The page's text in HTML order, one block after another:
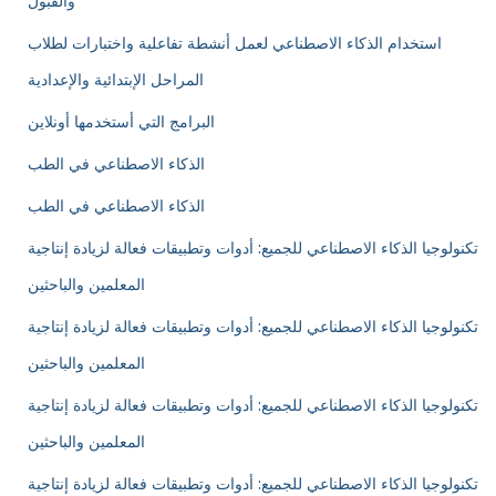
استخدام الذكاء الاصطناعي لعمل أنشطة تفاعلية واختبارات لطلاب
المراحل الإبتدائية والإعدادية
البرامج التي أستخدمها أونلاين
الذكاء الاصطناعي في الطب
الذكاء الاصطناعي في الطب
تكنولوجيا الذكاء الاصطناعي للجميع: أدوات وتطبيقات فعالة لزيادة إنتاجية
المعلمين والباحثين
تكنولوجيا الذكاء الاصطناعي للجميع: أدوات وتطبيقات فعالة لزيادة إنتاجية
المعلمين والباحثين
تكنولوجيا الذكاء الاصطناعي للجميع: أدوات وتطبيقات فعالة لزيادة إنتاجية
المعلمين والباحثين
تكنولوجيا الذكاء الاصطناعي للجميع: أدوات وتطبيقات فعالة لزيادة إنتاجية